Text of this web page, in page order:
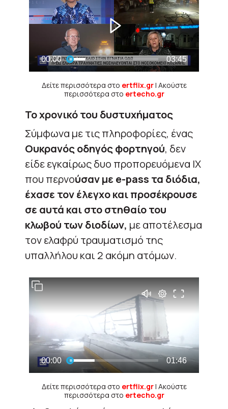
Δείτε περισσότερα στο ertflix.gr| Ακούστε
περισσότερα στο ertecho.gr
To χρονικό του δυστυχήματος
Σύμφωνα με τις πληροφορίες, ένας
Ουκρανός οδηγός φορτηγού, δεν
είδε εγκαίρως δυο προπορευόμενα ΙΧ
που περνούσαν με e-pass τα διόδια,
έχασε τον έλεγχο και προσέκρουσε
σε αυτά και στο στηθαίο του
κλωβού των διοδίων, με αποτέλεσμα
τον ελαφρύ τραυματισμό της
υπαλλήλου και 2 ακόμη ατόμων.
Δείτε περισσότερα στο ertflix.gr| Ακούστε
περισσότερα στο ertecho.gr